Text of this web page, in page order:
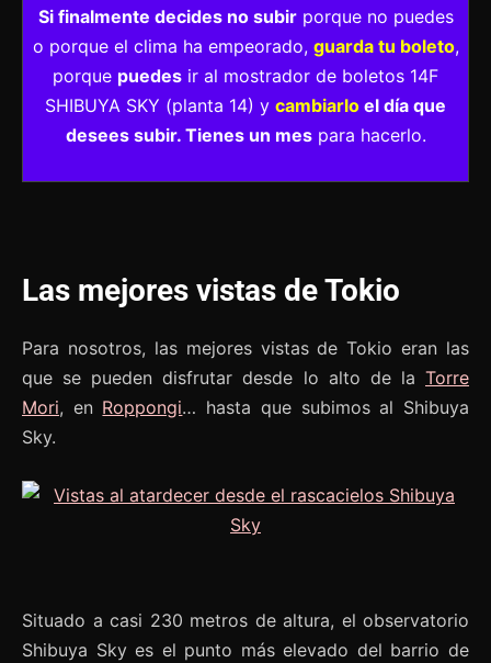
Si finalmente decides no subirporque no puedes
o porque el clima ha empeorado, guarda tu boleto,
porque puedes ir al mostrador de boletos 14F
SHIBUYA SKY (planta 14) y cambiarlo el día que
desees subir. Tienes un mespara hacerlo.
Las mejores vistas de Tokio
Para nosotros, las mejores vistas de Tokio eran las
que se pueden disfrutar desde lo alto de la Torre
Mori, en Roppongi… hasta que subimos al Shibuya
Sky.
Situado a casi 230 metros de altura, el observatorio
Shibuya Sky es el punto más elevado del barrio de